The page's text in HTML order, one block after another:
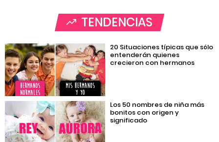
TENDENCIAS
20 Situaciones típicas que sólo
entenderán quienes
crecieron con hermanos
Los 50 nombres de niña más
bonitos con origen y
significado